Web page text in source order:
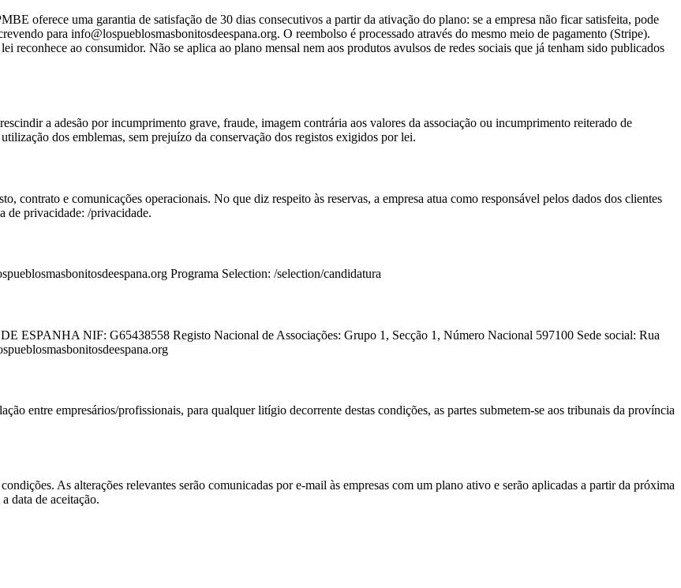
oferece uma garantia de satisfação de 30 dias consecutivos a partir da ativação do plano: se a empresa não ficar satisfeita, pode
para info@lospueblosmasbonitosdeespana.org. O reembolso é processado através do mesmo meio de pagamento (Stripe).
reconhece ao consumidor. Não se aplica ao plano mensal nem aos produtos avulsos de redes sociais que já tenham sido publicados
a adesão por incumprimento grave, fraude, imagem contrária aos valores da associação ou incumprimento reiterado de
dos emblemas, sem prejuízo da conservação dos registos exigidos por lei.
contrato e comunicações operacionais. No que diz respeito às reservas, a empresa atua como responsável pelos dados dos clientes
de privacidade: /privacidade.
Programa Selection: /selection/candidatura
NIF: G65438558 Registo Nacional de Associações: Grupo 1, Secção 1, Número Nacional 597100 Sede social: Rua
entre empresários/profissionais, para qualquer litígio decorrente destas condições, as partes submetem-se aos tribunais da província
As alterações relevantes serão comunicadas por e-mail às empresas com um plano ativo e serão aplicadas a partir da próxima
data de aceitação.